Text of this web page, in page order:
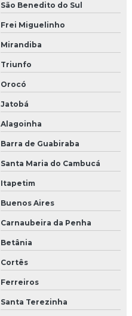
São Benedito do Sul
Frei Miguelinho
Mirandiba
Triunfo
Orocó
Jatobá
Alagoinha
Barra de Guabiraba
Santa Maria do Cambucá
Itapetim
Buenos Aires
Carnaubeira da Penha
Betânia
Cortês
Ferreiros
Santa Terezinha